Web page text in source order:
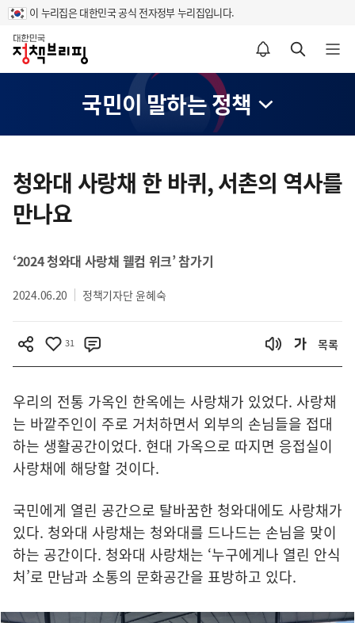
이 누리집은 대한민국 공식 전자정부 누리집입니다.
홈
알림설정 바로가기 검색 바로가기 메뉴 열기
국민이 말하는 정책
텐
츠
영
청와대 사랑채 한 바퀴, 서촌의 역사를
만나요
‘2024 청와대 사랑채 웰컴 위크’ 참가기
2024.06.20 정책기자단 윤혜숙
31 목록
우리의 전통 가옥인 한옥에는 사랑채가 있었다. 사랑채
는 바깥주인이 주로 거처하면서 외부의 손님들을 접대
하는 생활공간이었다. 현대 가옥으로 따지면 응접실이
사랑채에 해당할 것이다.
국민에게 열린 공간으로 탈바꿈한 청와대에도 사랑채가
있다. 청와대 사랑채는 청와대를 드나드는 손님을 맞이
하는 공간이다. 청와대 사랑채는 ‘누구에게나 열린 안식
처’로 만남과 소통의 문화공간을 표방하고 있다.